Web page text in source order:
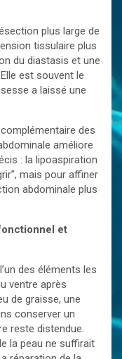
plus large de
tissulaire plus
du diastasis et une
est souvent le
a laissé une
des
améliore
: la lipoaspiration
mais pour affiner
abdominale plus
et
des éléments les
ventre après
de graisse, une
conserver un
reste distendue.
la peau ne suffirait